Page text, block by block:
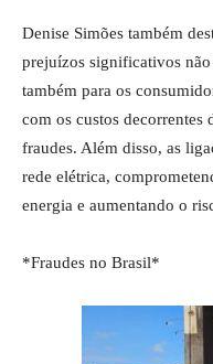
Denise Simões também
prejuízos significativos não
também para os
com os custos decorrentes
fraudes. Além disso, as
rede elétrica,
energia e aumentando o
*Fraudes no Brasil*